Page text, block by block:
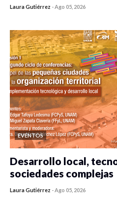
Laura Gutiérrez -Ago 05, 2026
EVENTOS
Desarrollo local,
sociedades complejas
Laura Gutiérrez -Ago 05, 2026